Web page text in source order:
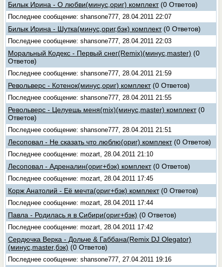
Билык Ирина - О любви(минус,ориг) комплект (0 Ответов)
Последнее сообщение: shansone777, 28.04.2011 22:07
Билык Ирина - Шутка(минус,ориг,бэк) комплект (0 Ответов)
Последнее сообщение: shansone777, 28.04.2011 22:03
Моральный Кодекс - Первый снег(Remix)(минус,master) (0
Ответов)
Последнее сообщение: shansone777, 28.04.2011 21:59
Револьверс - Котенок(минус,ориг) комплект (0 Ответов)
Последнее сообщение: shansone777, 28.04.2011 21:55
Револьверс - Целуешь меня(mix)(минус,master) комплект (0
Ответов)
Последнее сообщение: shansone777, 28.04.2011 21:51
Лесоповал - Не сказать что люблю(ориг) комплект (0 Ответов)
Последнее сообщение: mozart, 28.04.2011 21:10
Лесоповал - Адреналин(ориг+бэк) комплект (0 Ответов)
Последнее сообщение: mozart, 28.04.2011 17:45
Корж Анатолий - Её мечта(ориг+бэк) комплект (0 Ответов)
Последнее сообщение: mozart, 28.04.2011 17:44
Павла - Родилась я в Сибири(ориг+бэк) (0 Ответов)
Последнее сообщение: mozart, 28.04.2011 17:42
Сердючка Верка - Дольче & Габбана(Remix DJ Olegator)
(минус,master,бэк) (0 Ответов)
Последнее сообщение: shansone777, 27.04.2011 19:16